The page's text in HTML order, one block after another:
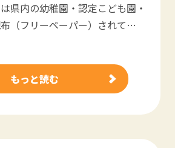
県内の幼稚園・認定こども園・
（フリーペーパー）されて…
もっと読む